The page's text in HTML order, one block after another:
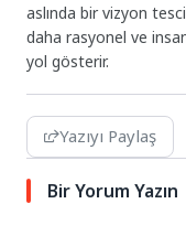
aslında bir vizyon
daha rasyonel ve
yol gösterir.
Yazıyı Paylaş
Bir Yorum Yazın